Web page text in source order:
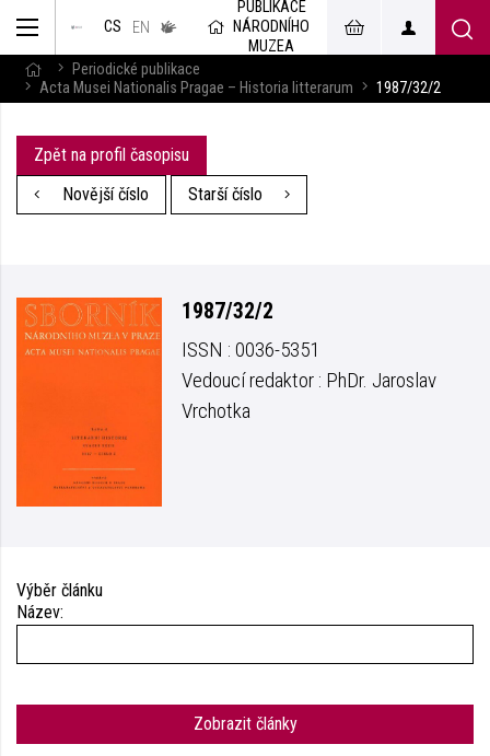
CS EN
v českém
jazyce
PUBLIKACE
NÁRODNÍHO
MUZEA
Periodické publikace
Acta Musei Nationalis Pragae – Historia litterarum
1987/32/2
Zpět na profil časopisu
Novější číslo
Starší číslo
1987/32/2
ISSN : 0036-5351
Vedoucí redaktor : PhDr. Jaroslav
Vrchotka
Výběr článku
Název:
Zobrazit články